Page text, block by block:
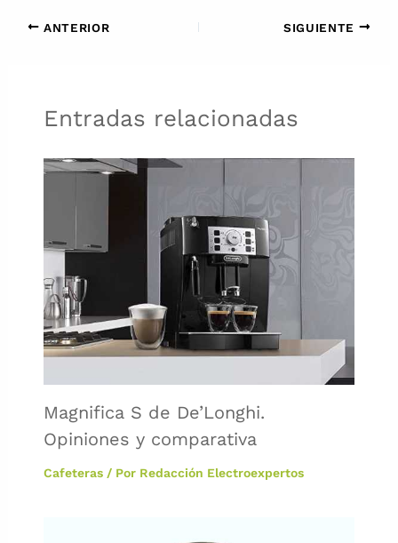
ANTERIOR SIGUIENTE
Entradas relacionadas
Magnifica S de De’Longhi.
Opiniones y comparativa
Cafeteras/ Por Redacción Electroexpertos